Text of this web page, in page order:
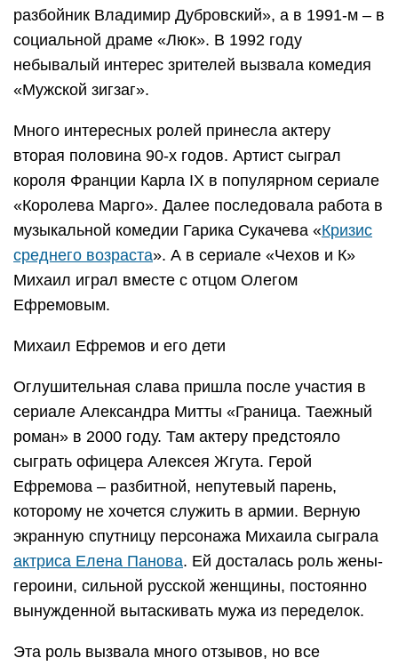
разбойник Владимир Дубровский», а в 1991-м – в
социальной драме «Люк». В 1992 году
небывалый интерес зрителей вызвала комедия
«Мужской зигзаг».
Много интересных ролей принесла актеру
вторая половина 90-х годов. Артист сыграл
короля Франции Карла IX в популярном сериале
«Королева Марго». Далее последовала работа в
музыкальной комедии Гарика Сукачева «Кризис
среднего возраста». А в сериале «Чехов и К»
Михаил играл вместе с отцом Олегом
Ефремовым.
Михаил Ефремов и его дети
Оглушительная слава пришла после участия в
сериале Александра Митты «Граница. Таежный
роман» в 2000 году. Там актеру предстояло
сыграть офицера Алексея Жгута. Герой
Ефремова – разбитной, непутевый парень,
которому не хочется служить в армии. Верную
экранную спутницу персонажа Михаила сыграла
актриса Елена Панова. Ей досталась роль жены-
героини, сильной русской женщины, постоянно
вынужденной вытаскивать мужа из переделок.
Эта роль вызвала много отзывов, но все